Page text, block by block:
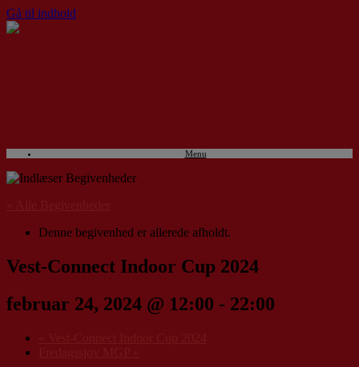
Gå til indhold
Menu
Denne begivenhed er allerede afholdt.
Vest-Connect Indoor Cup 2024
februar 24, 2024 @ 12:00 - 22:00